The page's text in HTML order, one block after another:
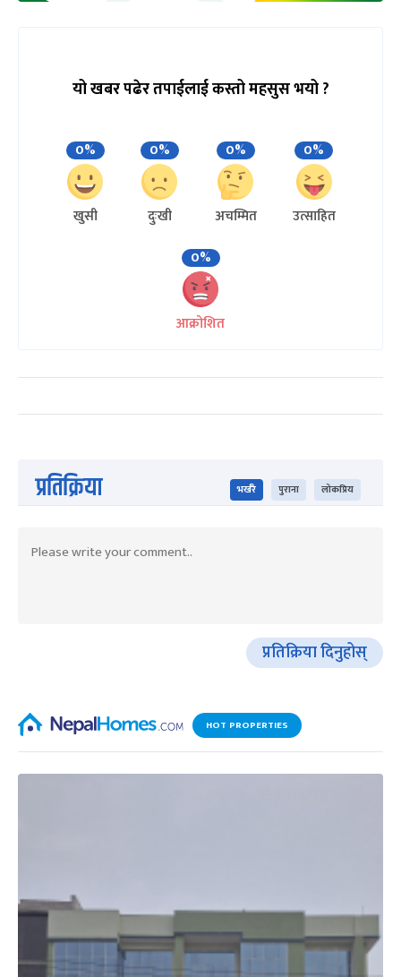
यो खबर पढेर तपाईलाई कस्तो महसुस भयो ?
0%
खुसी
0%
दुःखी
0%
अचम्मित
0%
उत्साहित
0%
आक्रोशित
प्रतिक्रिया भर्खरै पुराना लोकप्रिय
प्रतिक्रिया दिनुहोस्
HOT PROPERTIES